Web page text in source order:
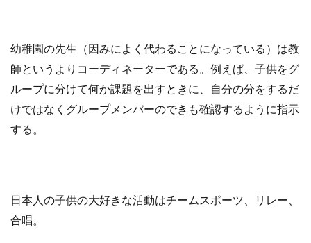
幼稚園の先生（因みによく代わることになっている）は教
師というよりコーディネーターである。例えば、子供をグ
ループに分けて何か課題を出すときに、自分の分をするだ
けではなくグループメンバーのできも確認するように指示
する。
日本人の子供の大好きな活動はチームスポーツ、リレー、
合唱。